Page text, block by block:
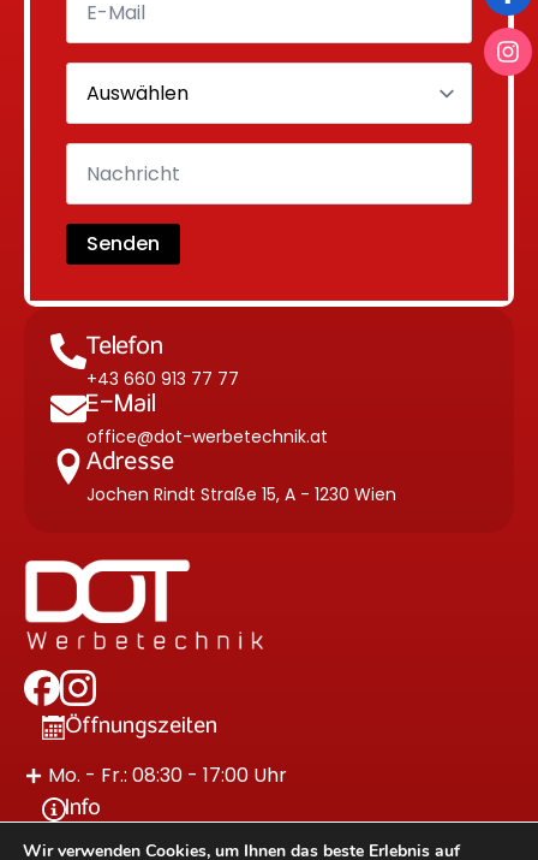
Senden
Telefon
+43 660 913 77 77
E-Mail
office@dot-werbetechnik.at
Adresse
Jochen Rindt Straße 15, A - 1230 Wien
Öffnungszeiten
Mo. - Fr.: 08:30 - 17:00 Uhr
Info
Wir verwenden Cookies, um Ihnen das beste Erlebnis auf